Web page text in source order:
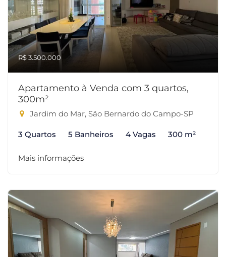
R$ 3.500.000
Apartamento à Venda com 3 quartos,
300m²
Jardim do Mar, São Bernardo do Campo-SP
3 Quartos 5 Banheiros 4 Vagas 300 m²
Mais informações